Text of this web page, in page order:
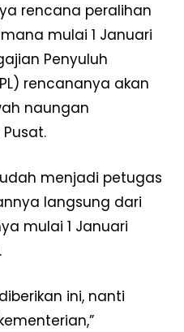
rencana peralihan
mulai 1 Januari
Penyuluh
rencananya akan
naungan
menjadi petugas
langsung dari
mulai 1 Januari
ini, nanti